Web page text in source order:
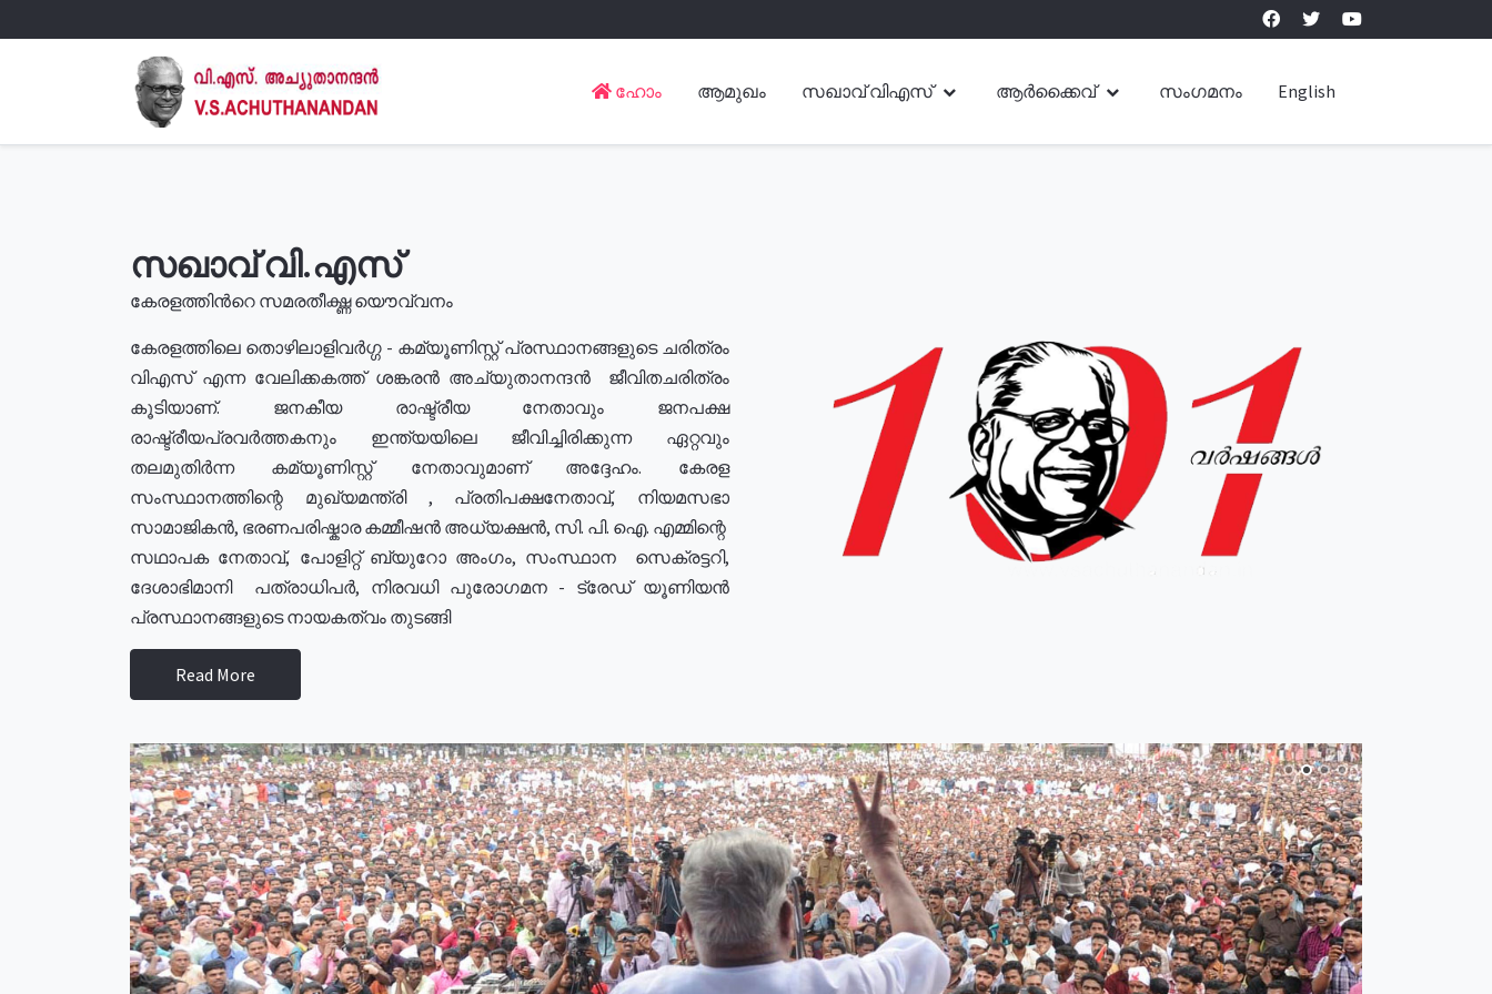
ഹോം ആമുഖം സഖാവ് വിഎസ് ആർക്കൈവ് സംഗമനം English
സഖാവ് വി.എസ്
കേരളത്തിൻറെ സമരതീക്ഷ്ണ യൌവ്വനം
കേരളത്തിലെ തൊഴിലാളിവർഗ്ഗ - കമ്യൂണിസ്റ്റ് പ്രസ്ഥാനങ്ങളുടെ ചരിത്രം
വിഎസ് എന്ന വേലിക്കകത്ത് ശങ്കരൻ അച്യുതാനന്ദൻ ജീവിതചരിത്രം
കൂടിയാണ്. ജനകീയ രാഷ്ട്രീയ നേതാവും ജനപക്ഷ
രാഷ്ട്രീയപ്രവർത്തകനും ഇന്ത്യയിലെ ജീവിച്ചിരിക്കുന്ന ഏറ്റവും
തലമുതിർന്ന കമ്യൂണിസ്റ്റ് നേതാവുമാണ് അദ്ദേഹം. കേരള
സംസ്ഥാനത്തിന്റെ മുഖ്യമന്ത്രി , പ്രതിപക്ഷനേതാവ്, നിയമസഭാ
സാമാജികൻ, ഭരണപരിഷ്കാര കമ്മീഷൻ അധ്യക്ഷൻ, സി. പി. ഐ. എമ്മിന്റെ
സഥാപക നേതാവ്, പോളിറ്റ് ബ്യുറോ അംഗം, സംസ്ഥാന സെക്രട്ടറി,
ദേശാഭിമാനി പത്രാധിപർ, നിരവധി പുരോഗമന - ട്രേഡ് യൂണിയൻ
പ്രസ്ഥാനങ്ങളുടെ നായകത്വം തുടങ്ങി
Read More